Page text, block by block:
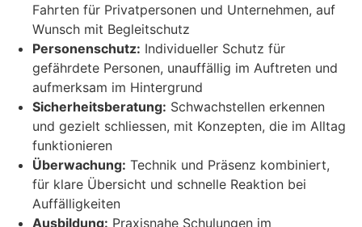
Fahrten für Privatpersonen und Unternehmen, auf
Wunsch mit Begleitschutz
Personenschutz: Individueller Schutz für
gefährdete Personen, unauffällig im Auftreten und
aufmerksam im Hintergrund
Sicherheitsberatung: Schwachstellen erkennen
und gezielt schliessen, mit Konzepten, die im Alltag
funktionieren
Überwachung: Technik und Präsenz kombiniert,
für klare Übersicht und schnelle Reaktion bei
Auffälligkeiten
Ausbildung: Praxisnahe Schulungen im